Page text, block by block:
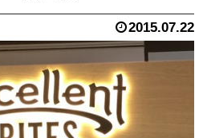
2015.07.22